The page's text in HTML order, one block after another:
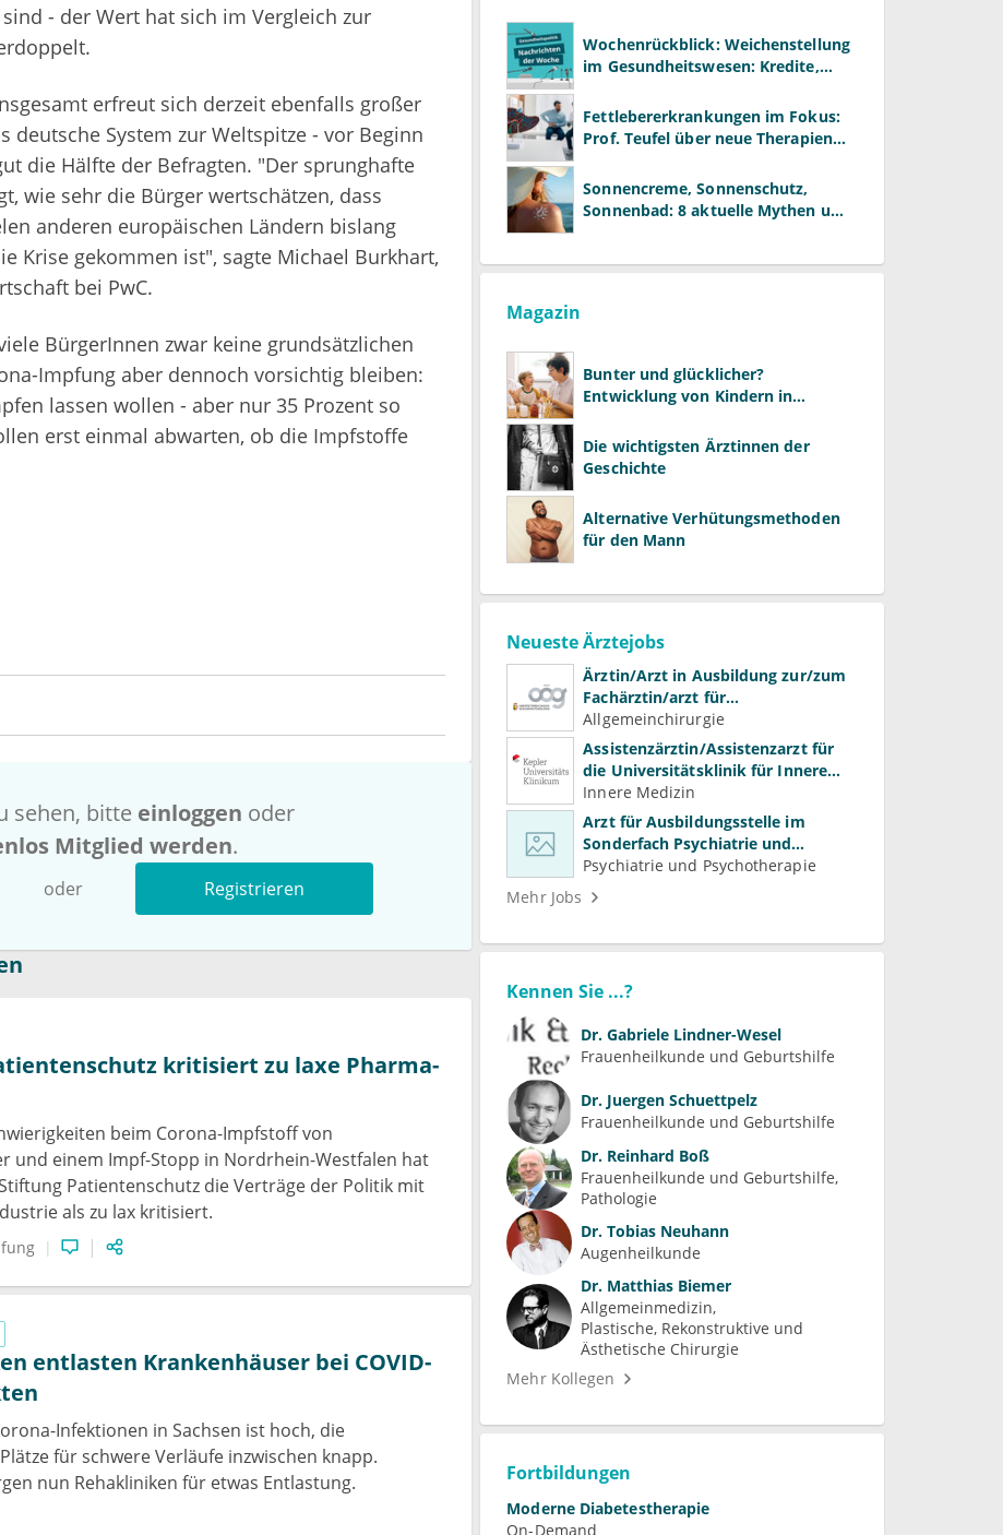
- der Wert hat sich im Vergleich zur
erfreut sich derzeit ebenfalls großer
deutsche System zur Weltspitze - vor Beginn
die Hälfte der Befragten. "Der sprunghafte
wie sehr die Bürger wertschätzen, dass
anderen europäischen Ländern bislang
Krise gekommen ist", sagte Michael Burkhart,
bei PwC.
BürgerInnen zwar keine grundsätzlichen
Impfung aber dennoch vorsichtig bleiben:
lassen wollen - aber nur 35 Prozent so
erst einmal abwarten, ob die Impfstoffe
sehen, bitte einloggen oder
Mitglied werden.
oder Registrieren
kritisiert zu laxe Pharma-
beim Corona-Impfstoff von
und einem Impf-Stopp in Nordrhein-Westfalen hat
Patientenschutz die Verträge der Politik mit
als zu lax kritisiert.
entlasten Krankenhäuser bei COVID-
Infektionen in Sachsen ist hoch, die
für schwere Verläufe inzwischen knapp.
nun Rehakliniken für etwas Entlastung.
Wochenrückblick: Weichenstellung
im Gesundheitswesen: Kredite,
Fettlebererkrankungen im Fokus:
Prof. Teufel über neue Therapien
Sonnencreme, Sonnenschutz,
Sonnenbad: 8 aktuelle Mythen und
Magazin
Bunter und glücklicher?
Entwicklung von Kindern in
Die wichtigsten Ärztinnen der
Geschichte
Alternative Verhütungsmethoden
für den Mann
Neueste Ärztejobs
Ärztin/Arzt in Ausbildung zur/zum
Fachärztin/arzt für
Allgemeinchirurgie und
Gefäßchirurgie
Allgemeinchirurgie
Assistenzärztin/Assistenzarzt für
die Universitätsklinik für Innere
Medizin
Innere Medizin
Arzt für Ausbildungsstelle im
Sonderfach Psychiatrie und
Psychotherapeutische Medizin
(m/w/d)
Psychiatrie und Psychotherapie
Mehr Jobs
Kennen Sie ...?
Dr. Gabriele Lindner-Wesel
Frauenheilkunde und Geburtshilfe
Dr. Juergen Schuettpelz
Frauenheilkunde und Geburtshilfe
Dr. Reinhard Boß
Frauenheilkunde und Geburtshilfe
Pathologie
Dr. Tobias Neuhann
Augenheilkunde
Dr. Matthias Biemer
Allgemeinmedizin
Plastische, Rekonstruktive und
Ästhetische Chirurgie
Mehr Kollegen
Fortbildungen
Moderne Diabetestherapie
On-Demand